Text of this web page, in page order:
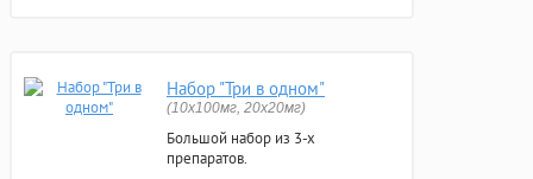
Набор "Три в одном"
(10x100мг, 20x20мг)
Большой набор из 3-х
препаратов.